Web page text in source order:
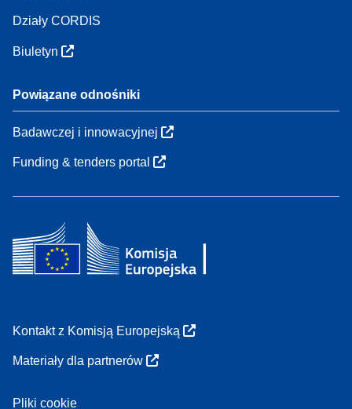
Działy CORDIS
Biuletyn
Powiązane odnośniki
Badawczej i innowacyjnej
Funding & tenders portal
Kontakt z Komisją Europejską
Materiały dla partnerów
Pliki cookie